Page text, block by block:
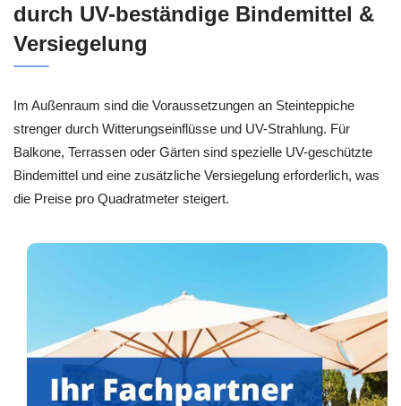
durch UV-beständige Bindemittel &
Versiegelung
Im Außenraum sind die Voraussetzungen an Steinteppiche
strenger durch Witterungseinflüsse und UV-Strahlung. Für
Balkone, Terrassen oder Gärten sind spezielle UV-geschützte
Bindemittel und eine zusätzliche Versiegelung erforderlich, was
die Preise pro Quadratmeter steigert.